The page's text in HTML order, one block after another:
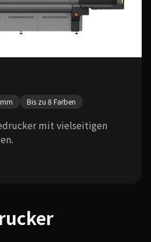
Bis zu 8 Farben
mit vielseitigen